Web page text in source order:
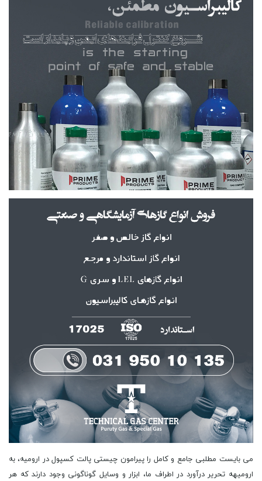
می بایست مطلبی جامع و کامل را پیرامون چیستی پالت کسپول در ارومیه، به
ارومیهه تحریر درآورد در اطراف ما، ابزار و وسایل گوناگونی وجود دارند که هر